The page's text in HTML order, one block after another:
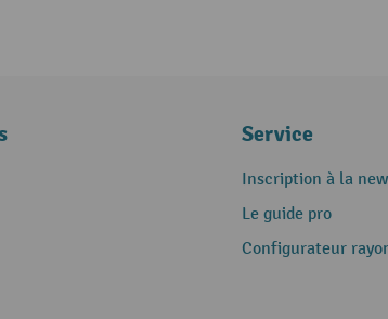
Service
Inscription à la
Le guide pro
Configurateur